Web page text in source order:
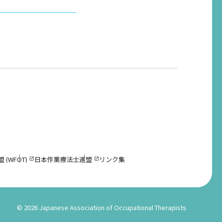
(WFOT) 日本作業療法士連盟 リンク集
© 2026 Japanese Association of Occupational Therapists